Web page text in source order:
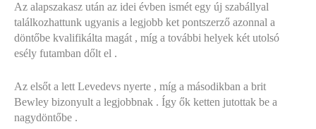
Az alapszakasz után az idei évben ismét egy új szabállyal
találkozhattunk ugyanis a legjobb ket pontszerző azonnal a
döntőbe kvalifikálta magát , míg a további helyek két utolsó
esély futamban dőlt el .
Az elsőt a lett Levedevs nyerte , míg a másodikban a brit
Bewley bizonyult a legjobbnak . Így ők ketten jutottak be a
nagydöntőbe .